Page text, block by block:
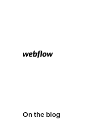
On the blog